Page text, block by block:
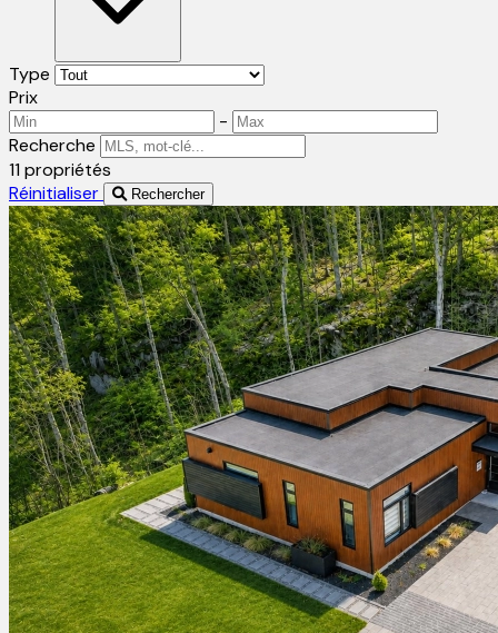
Type
Prix
-
Recherche
11 propriétés
Réinitialiser
Rechercher